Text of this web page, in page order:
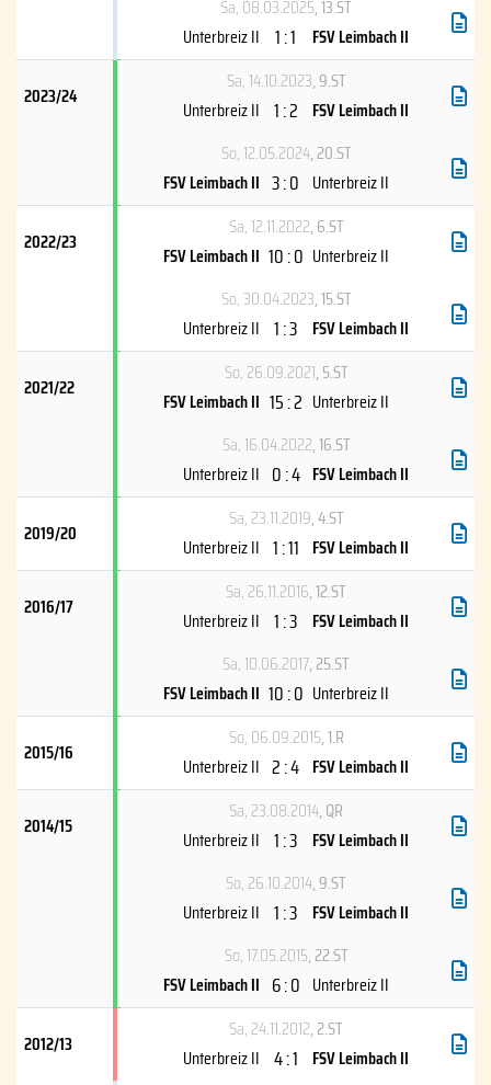
Sa, 08.03.2025, 13.ST
Unterbreiz II
1 : 1 FSV Leimbach II
2023/24
Sa, 14.10.2023, 9.ST
Unterbreiz II 1 : 2 FSV Leimbach II
So, 12.05.2024, 20.ST
FSV Leimbach II 3 : 0 Unterbreiz II
2022/23
Sa, 12.11.2022, 6.ST
FSV Leimbach II 10 : 0 Unterbreiz II
So, 30.04.2023, 15.ST
Unterbreiz II 1 : 3 FSV Leimbach II
2021/22
So, 26.09.2021, 5.ST
FSV Leimbach II 15 : 2 Unterbreiz II
Sa, 16.04.2022, 16.ST
Unterbreiz II 0 : 4 FSV Leimbach II
2019/20
Sa, 23.11.2019, 4.ST
Unterbreiz II 1 : 11 FSV Leimbach II
2016/17
Sa, 26.11.2016, 12.ST
Unterbreiz II 1 : 3 FSV Leimbach II
Sa, 10.06.2017, 25.ST
FSV Leimbach II 10 : 0 Unterbreiz II
2015/16
So, 06.09.2015, 1.R
Unterbreiz II 2 : 4 FSV Leimbach II
2014/15
Sa, 23.08.2014, QR
Unterbreiz II 1 : 3 FSV Leimbach II
So, 26.10.2014, 9.ST
Unterbreiz II 1 : 3 FSV Leimbach II
So, 17.05.2015, 22.ST
FSV Leimbach II 6 : 0 Unterbreiz II
2012/13
Sa, 24.11.2012, 2.ST
Unterbreiz II 4 : 1 FSV Leimbach II